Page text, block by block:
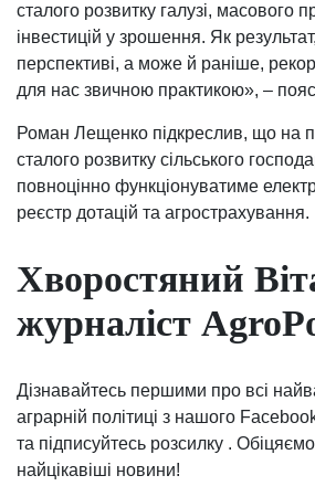
сталого розвитку галузі, масового
інвестицій у зрошення. Як результат,
перспективі, а може й раніше,
для нас звичною практикою», –
Роман Лещенко підкреслив, що на
сталого розвитку сільського
повноцінно функціонуватиме
реєстр дотацій та агрострахування.
Хворостяний
журналіст
Дізнавайтесь першими про всі
аграрній політиці з нашого
та підписуйтесь розсилку .
найцікавіші новини!